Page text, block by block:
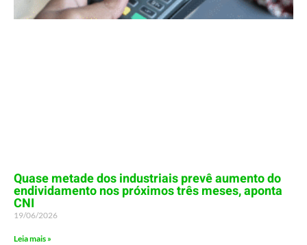
Quase metade dos industriais prevê aumento do
endividamento nos próximos três meses, aponta
CNI
19/06/2026
Leia mais »